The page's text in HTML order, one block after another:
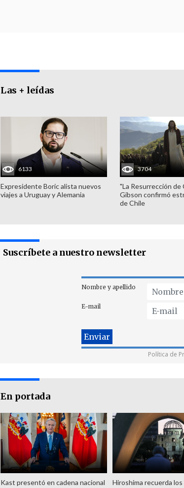
Las + leídas
6133
Expresidente Boric alista nuevos
viajes a Uruguay y Alemania
3704
"La Resurrección de
Gibson confirmó
de Chile
Suscríbete a nuestro newsletter
Nombre y apellido
E-mail
Política de
En portada
Kast presentó en cadena nacional
Hiroshima recuerda